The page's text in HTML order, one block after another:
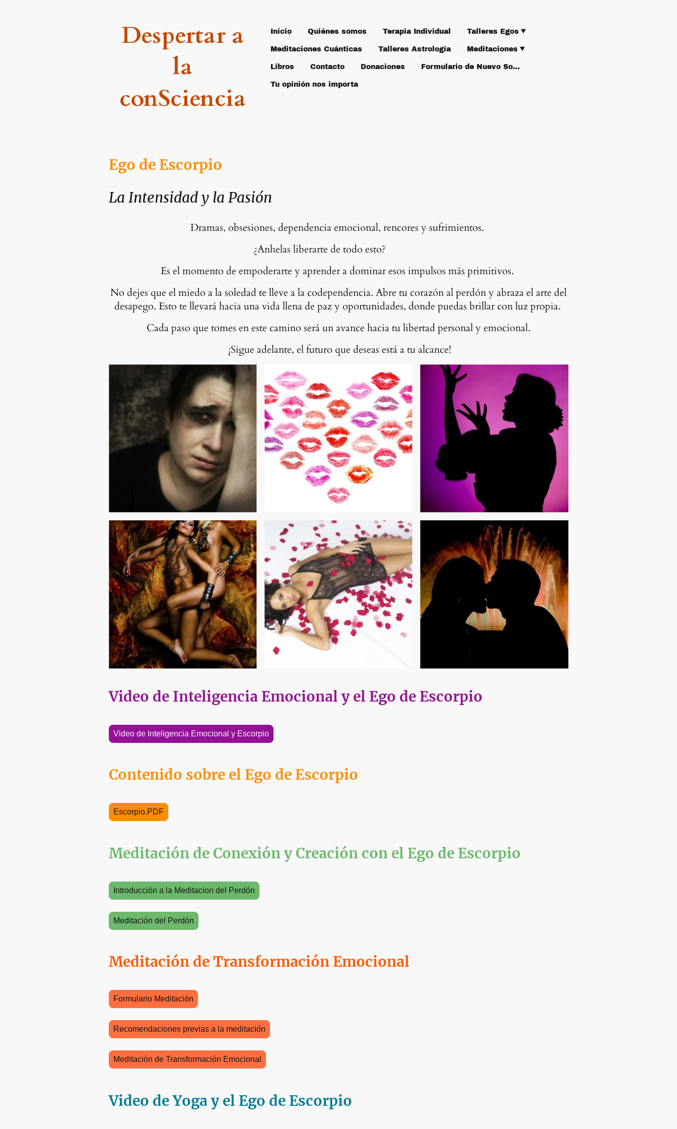
Despertar a
la
conSciencia
Inicio Quiénes somos Terapia Individual Talleres Egos
Meditaciones Cuánticas Talleres Astrología Meditaciones
Libros Contacto Donaciones Formulario de Nuevo Socio
Tu opinión nos importa
Ego de Escorpio
La Intensidad y la Pasión
Dramas, obsesiones, dependencia emocional, rencores y sufrimientos.
¿Anhelas liberarte de todo esto?
Es el momento de empoderarte y aprender a dominar esos impulsos más primitivos.
No dejes que el miedo a la soledad te lleve a la codependencia. Abre tu corazón al perdón y abraza el arte del
desapego. Esto te llevará hacia una vida llena de paz y oportunidades, donde puedas brillar con luz propia.
Cada paso que tomes en este camino será un avance hacia tu libertad personal y emocional.
¡Sigue adelante, el futuro que deseas está a tu alcance!
Video de Inteligencia Emocional y el Ego de Escorpio
Video de Inteligencia Emocional y Escorpio
Contenido sobre el Ego de Escorpio
Escorpio.PDF
Meditación de Conexión y Creación con el Ego de Escorpio
Introducción a la Meditacion del Perdón
Meditación del Perdón
Meditación de Transformación Emocional
Formulario Meditación
Recomendaciones previas a la meditación
Meditación de Transformación Emocional
Video de Yoga y el Ego de Escorpio